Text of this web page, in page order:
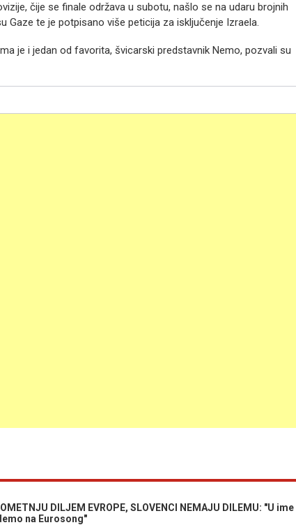
čije se finale održava u subotu, našlo se na udaru brojnih
Gaze te je potpisano više peticija za isključenje Izraela.
je i jedan od favorita, švicarski predstavnik Nemo, pozvali su
DILJEM EVROPE, SLOVENCI NEMAJU DILEMU: "U ime
na Eurosong"